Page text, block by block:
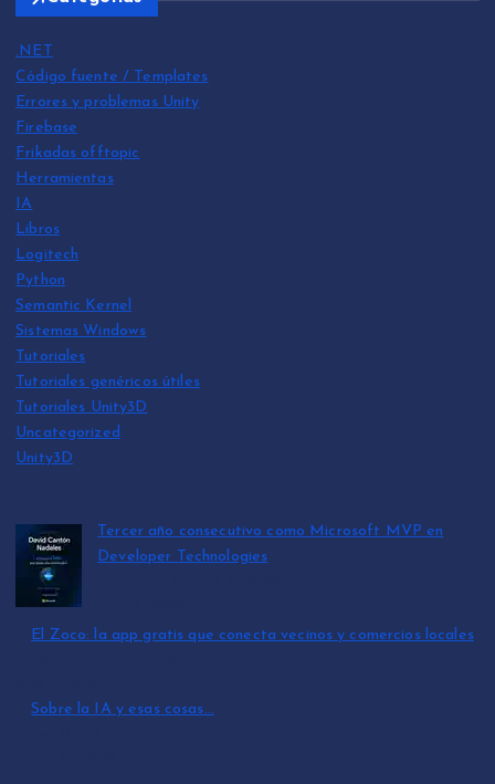
.NET
Código fuente / Templates
Errores y problemas Unity
Firebase
Frikadas offtopic
Herramientas
IA
Libros
Logitech
Python
Semantic Kernel
Sistemas Windows
Tutoriales
Tutoriales genéricos útiles
Tutoriales Unity3D
Uncategorized
Unity3D
Tercer año consecutivo como Microsoft MVP en
Developer Technologies
El Zoco: la app gratis que conecta vecinos y comercios locales
Sobre la IA y esas cosas…